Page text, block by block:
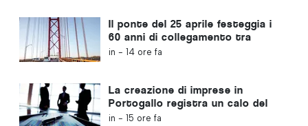
Il ponte del 25 aprile festeggia i
60 anni di collegamento tra
Lisbona e Almada
in - 14 ore fa
La creazione di imprese in
Portogallo registra un calo del
4,2%
in - 15 ore fa